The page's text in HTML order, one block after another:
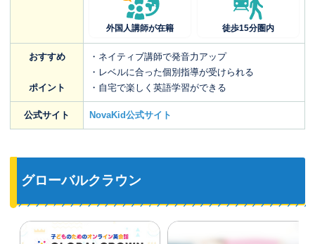
外国人講師が在籍 徒歩15分圏内
おすすめ
ポイント
・ネイティブ講師で発音力アップ
・レベルに合った個別指導が受けられる
・自宅で楽しく英語学習ができる
公式サイト NovaKid公式サイト
グローバルクラウン